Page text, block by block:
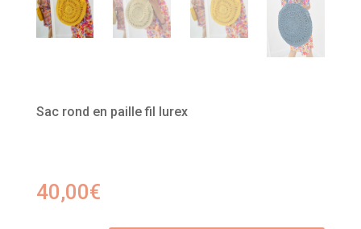
Sac rond en paille fil lurex
40,00€